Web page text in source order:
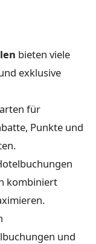
bieten viele
exklusive
für
Punkte und
kombiniert
und